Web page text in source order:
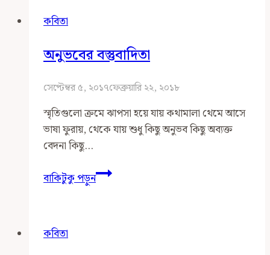
কবিতা
অনুভবের বস্তুবাদিতা
সেপ্টেম্বর ৫, ২০১৭ফেব্রুয়ারি ২২, ২০১৮
স্মৃতিগুলো ক্রমে ঝাপসা হয়ে যায় কথামালা থেমে আসে
ভাষা ফুরায়, থেকে যায় শুধু কিছু অনুভব কিছু অব্যক্ত
বেদনা কিছু…
বাকিটুকু পড়ুনঅনুভবের
বস্তুবাদিতা
কবিতা